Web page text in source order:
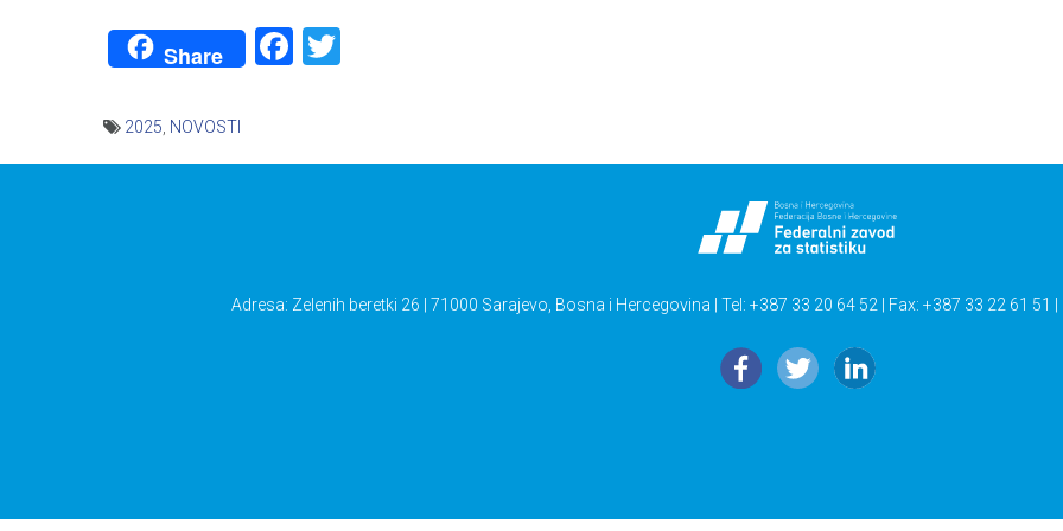
Share Facebook
2025 NOVOSTI
Adresa: Zelenih beretki 26 | 71000 Sarajevo, Bosna i Hercegovina | Tel: +387 33 20 64 52 | Fax: +387 33 22 61 51 |